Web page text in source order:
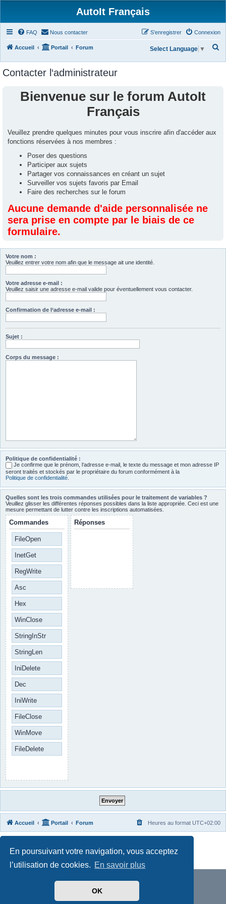
En poursuivant votre navigation, vous acceptez
l’utilisation de cookies. En savoir plus
OK
AutoIt Français
FAQ Nous contacter Connexion
S’enregistrer
Accueil Portail Forum Select Language ▼
Contacter l‘administrateur
Bienvenue sur le forum AutoIt
Français
Veuillez prendre quelques minutes pour vous inscrire afin d'accéder aux
fonctions réservées à nos membres :
Poser des questions
Participer aux sujets
Partager vos connaissances en créant un sujet
Surveiller vos sujets favoris par Email
Faire des recherches sur le forum
Aucune demande d'aide personnalisée ne
sera prise en compte par le biais de ce
formulaire.
Votre nom :
Veuillez entrer votre nom afin que le message ait une identité.
Votre adresse e-mail :
Veuillez saisir une adresse e-mail valide pour éventuellement vous contacter.
Confirmation de l‘adresse e-mail :
Sujet :
Corps du message :
Politique de confidentialité :
Je confirme que le prénom, l‘adresse e-mail, le texte du message et mon adresse IP
seront traités et stockés par le propriétaire du forum conformément à la
Politique de confidentialité
Quelles sont les trois commandes utilisées pour le traitement de variables ?
Veuillez glisser les différentes réponses possibles dans la liste appropriée. Ceci est une
mesure permettant de lutter contre les inscriptions automatisées.
Commandes
FileOpen
InetGet
RegWrite
Asc
Hex
WinClose
StringInStr
StringLen
IniDelete
Dec
IniWrite
FileClose
WinMove
FileDelete
Réponses
Accueil Portail Forum Heures au format UTC+02:00
Traduit parphpBB-fr.com